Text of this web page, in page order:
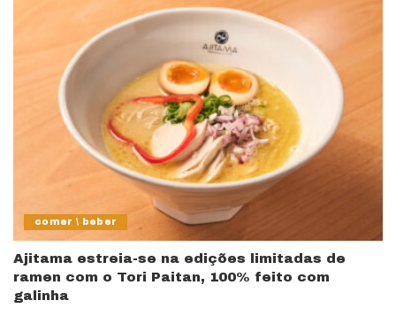
comer \ beber
Ajitama estreia-se na edições limitadas de
ramen com o Tori Paitan, 100% feito com
galinha